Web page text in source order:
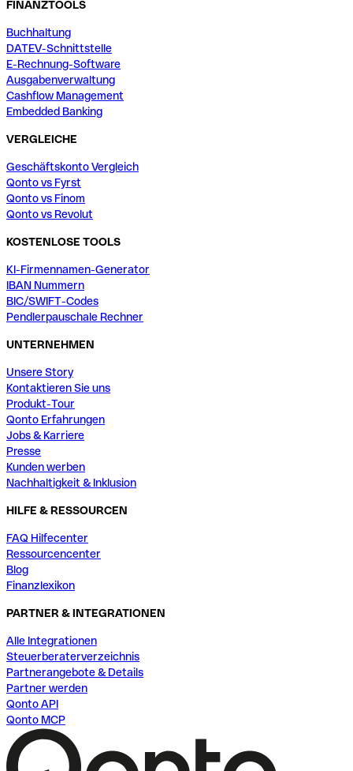
FINANZTOOLS
Buchhaltung
DATEV-Schnittstelle
E-Rechnung-Software
Ausgabenverwaltung
Cashflow Management
Embedded Banking
VERGLEICHE
Geschäftskonto Vergleich
Qonto vs Fyrst
Qonto vs Finom
Qonto vs Revolut
KOSTENLOSE TOOLS
KI-Firmennamen-Generator
IBAN Nummern
BIC/SWIFT-Codes
Pendlerpauschale Rechner
UNTERNEHMEN
Unsere Story
Kontaktieren Sie uns
Produkt-Tour
Qonto Erfahrungen
Jobs & Karriere
Presse
Kunden werben
Nachhaltigkeit & Inklusion
HILFE & RESSOURCEN
FAQ Hilfecenter
Ressourcencenter
Blog
Finanzlexikon
PARTNER & INTEGRATIONEN
Alle Integrationen
Steuerberaterverzeichnis
Partnerangebote & Details
Partner werden
Qonto API
Qonto MCP